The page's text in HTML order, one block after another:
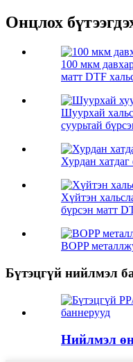
Онцлох
100 мкм
матт DTF
Шуурхай
суурьтай
Хурдан хатдаг
Хүйтэн
бүрсэн матт
BOPP
Бүтэцгүй нийлмэл
Нийлмэл